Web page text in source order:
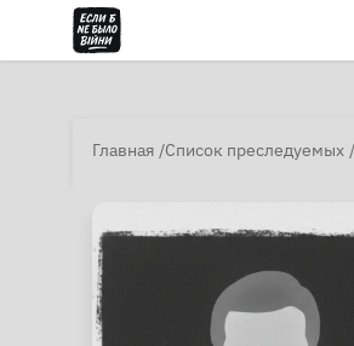
Главная Список преследуемых